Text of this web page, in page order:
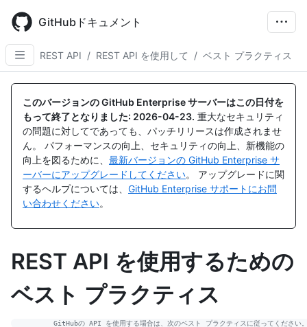
main
content
GitHubドキュメント
REST API / REST API を使用して / ベスト プラクティス
このバージョンの GitHub Enterprise サーバーはこの日付を
もって終了となりました: 2026-04-23. 重大なセキュリティ
の問題に対してであっても、パッチリリースは作成されませ
ん。 パフォーマンスの向上、セキュリティの向上、新機能の
向上を図るために、 最新バージョンの GitHub Enterprise サ
ーバーにアップグレードしてください。 アップグレードに関
するヘルプについては、 GitHub Enterprise サポートにお問
い合わせください。
REST API を使用するための
ベスト プラクティス